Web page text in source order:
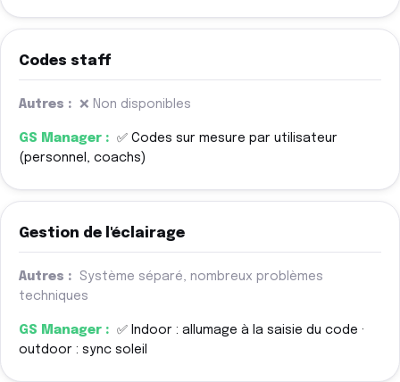
Codes staff
❌ Non disponibles
✅ Codes sur mesure par utilisateur
(personnel, coachs)
Gestion de l'éclairage
Système séparé, nombreux problèmes
techniques
✅ Indoor : allumage à la saisie du code ·
outdoor : sync soleil